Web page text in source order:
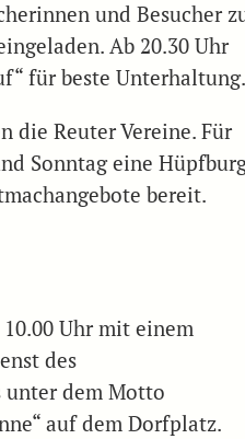
und Besucher
Ab 20.30 Uhr
für beste
die Reuter Vereine. Für
Sonntag eine
bereit.
Uhr mit einem
des
unter dem Motto
auf dem Dorfplatz.